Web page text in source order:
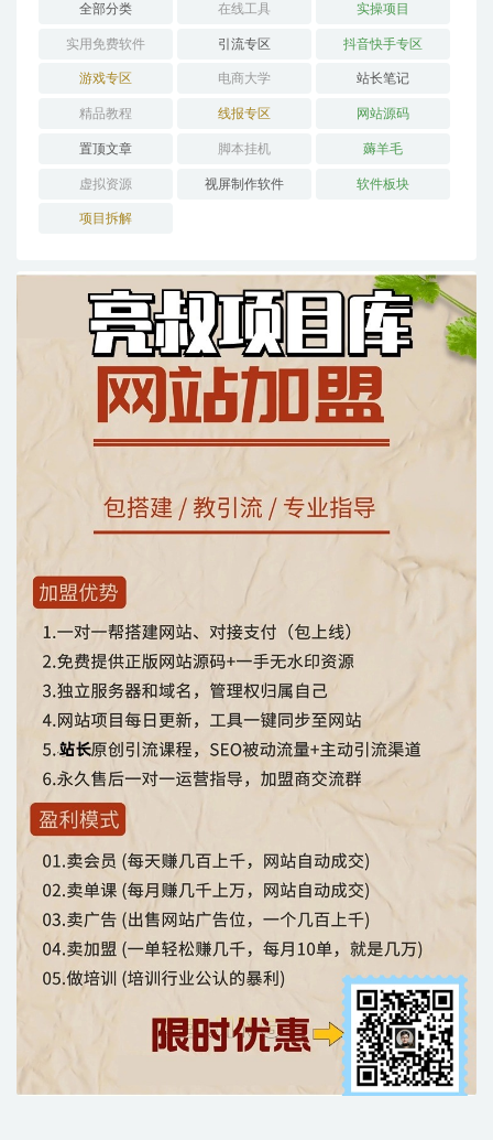
全部分类 在线工具 实操项目
实用免费软件 引流专区 抖音快手专区
游戏专区 电商大学 站长笔记
精品教程 线报专区 网站源码
置顶文章 脚本挂机 薅羊毛
虚拟资源 视屏制作软件 软件板块
项目拆解